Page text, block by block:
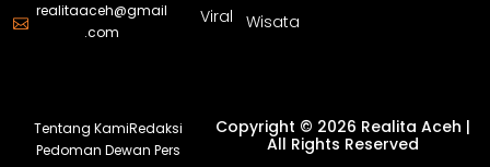
realitaaceh@gmail
.com
Viral Wisata
Tentang KamiRedaksi
Pedoman Dewan Pers
Copyright © 2026 Realita Aceh |
All Rights Reserved